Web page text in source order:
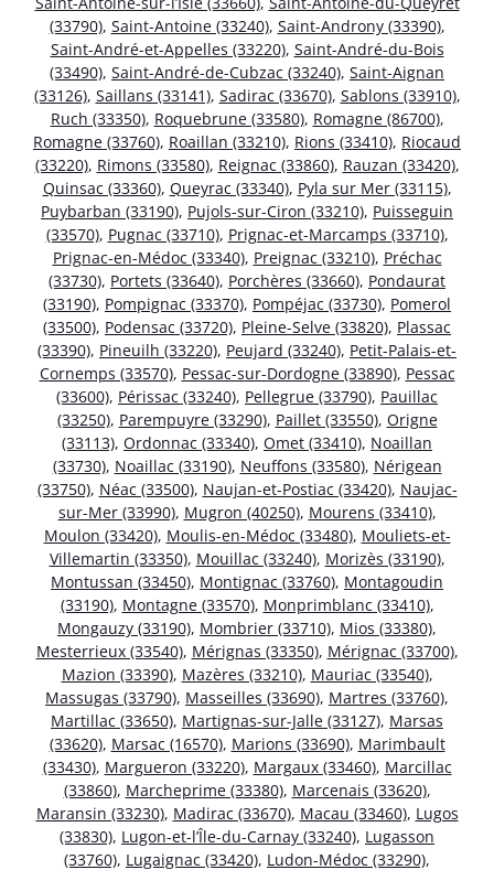
(33790), Saint-Antoine (33240), Saint-Androny (33390),
Saint-André-et-Appelles (33220), Saint-André-du-Bois
(33490), Saint-André-de-Cubzac (33240), Saint-Aignan
(33126), Saillans (33141), Sadirac (33670), Sablons (33910),
Ruch (33350), Roquebrune (33580), Romagne (86700),
Romagne (33760), Roaillan (33210), Rions (33410), Riocaud
(33220), Rimons (33580), Reignac (33860), Rauzan (33420),
Quinsac (33360), Queyrac (33340), Pyla sur Mer (33115),
Puybarban (33190), Pujols-sur-Ciron (33210), Puisseguin
(33570), Pugnac (33710), Prignac-et-Marcamps (33710),
Prignac-en-Médoc (33340), Preignac (33210), Préchac
(33730), Portets (33640), Porchères (33660), Pondaurat
(33190), Pompignac (33370), Pompéjac (33730), Pomerol
(33500), Podensac (33720), Pleine-Selve (33820), Plassac
(33390), Pineuilh (33220), Peujard (33240), Petit-Palais-et-
Cornemps (33570), Pessac-sur-Dordogne (33890), Pessac
(33600), Périssac (33240), Pellegrue (33790), Pauillac
(33250), Parempuyre (33290), Paillet (33550), Origne
(33113), Ordonnac (33340), Omet (33410), Noaillan
(33730), Noaillac (33190), Neuffons (33580), Nérigean
(33750), Néac (33500), Naujan-et-Postiac (33420), Naujac-
sur-Mer (33990), Mugron (40250), Mourens (33410),
Moulon (33420), Moulis-en-Médoc (33480), Mouliets-et-
Villemartin (33350), Mouillac (33240), Morizès (33190),
Montussan (33450), Montignac (33760), Montagoudin
(33190), Montagne (33570), Monprimblanc (33410),
Mongauzy (33190), Mombrier (33710), Mios (33380),
Mesterrieux (33540), Mérignas (33350), Mérignac (33700),
Mazion (33390), Mazères (33210), Mauriac (33540),
Massugas (33790), Masseilles (33690), Martres (33760),
Martillac (33650), Martignas-sur-Jalle (33127), Marsas
(33620), Marsac (16570), Marions (33690), Marimbault
(33430), Margueron (33220), Margaux (33460), Marcillac
(33860), Marcheprime (33380), Marcenais (33620),
Maransin (33230), Madirac (33670), Macau (33460), Lugos
(33830), Lugon-et-l’Île-du-Carnay (33240), Lugasson
(33760), Lugaignac (33420), Ludon-Médoc (33290),